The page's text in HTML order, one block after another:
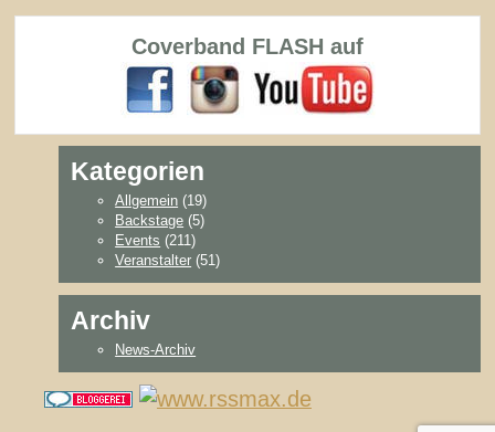
Coverband FLASH auf
Kategorien
Allgemein (19)
Backstage (5)
Events (211)
Veranstalter (51)
Archiv
News-Archiv